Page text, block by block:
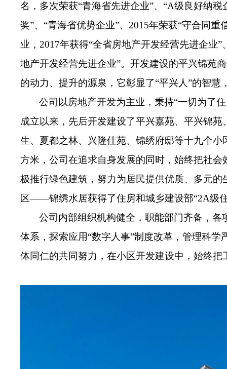
名 ， 多次荣获“青海省先进企业”、 “A级良好纳税
奖”、 “青海省优势企业”、 2015年荣获“守合同重
业， 2017年获得“全省房地产开发经营先进企业
地产开发经营先进企业”。开发建设的平兴锦苑商
的动力、提升的源泉，它彰显了“平兴人”的智慧
公司以房地产开发为主业，秉持“一切为了
成立以来， 先后开发建设了平兴嘉苑、平兴锦苑
生、 夏都之林、 兴隆佳苑、 锦绣府邸等十九个小
方米，公司在追求自身发展的同时 ，始终把社会
极推行绿色建筑，努力为居民提供优质、多元
区——锦绣水居获得了住房和城乡建设部“2A级
公司内部组织机构健全， 职能部门齐备， 各
体系，探索应用“数字人事”制度改革，管理科
体同仁的共同努力 ， 在小区开发建设中，始终把